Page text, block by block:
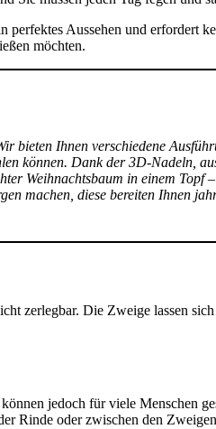
Aussehen und erfordert
möchten.
bieten Ihnen verschiedene
können. Dank der 3D-Nadeln,
Weihnachtsbaum in einem Topf
machen, diese bereiten Ihnen
zerlegbar. Die Zweige lassen
jedoch für viele Menschen
Rinde oder zwischen den